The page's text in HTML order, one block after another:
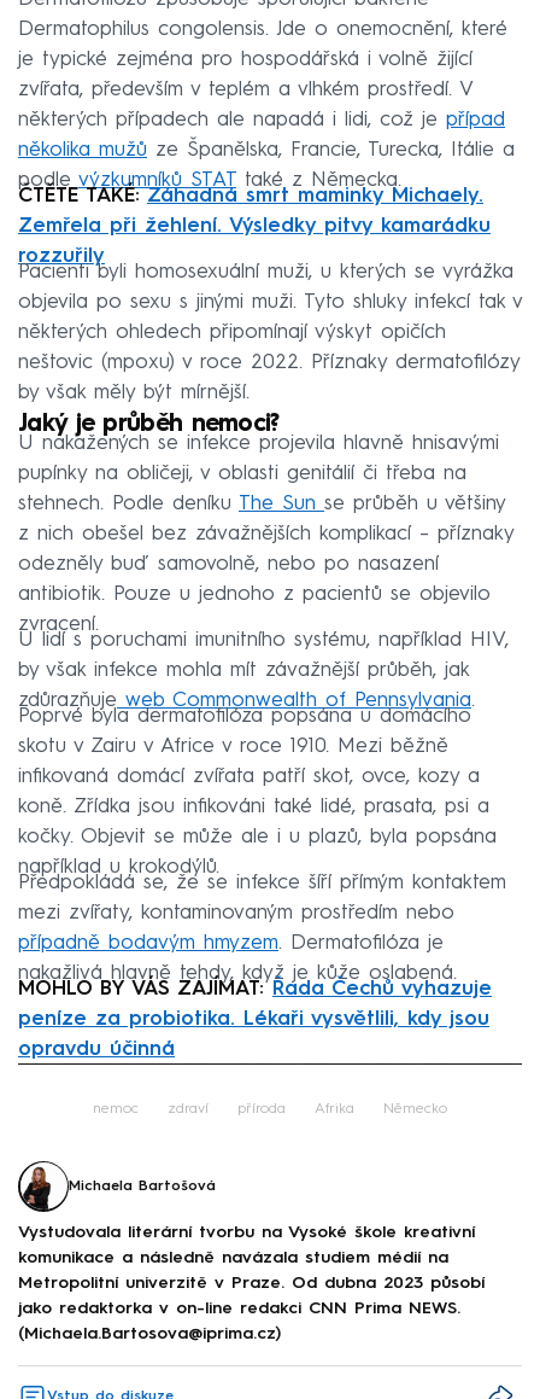
Dermatophilus congolensis. Jde o onemocnění, které
je typické zejména pro hospodářská i volně žijící
zvířata, především v teplém a vlhkém prostředí. V
některých případech ale napadá i lidi, což je případ
několika mužů ze Španělska, Francie, Turecka, Itálie a
podle výzkumníků STAT také z Německa.
ČTĚTE TAKÉ: Záhadná smrt maminky Michaely.
Zemřela při žehlení. Výsledky pitvy kamarádku
rozzuřily
Pacienti byli homosexuální muži, u kterých se vyrážka
objevila po sexu s jinými muži. Tyto shluky infekcí tak v
některých ohledech připomínají výskyt opičích
neštovic (mpoxu) v roce 2022. Příznaky dermatofilózy
by však měly být mírnější.
Jaký je průběh nemoci?
U nakažených se infekce projevila hlavně hnisavými
pupínky na obličeji, v oblasti genitálií či třeba na
stehnech. Podle deníku The Sun se průběh u většiny
z nich obešel bez závažnějších komplikací – příznaky
odezněly buď samovolně, nebo po nasazení
antibiotik. Pouze u jednoho z pacientů se objevilo
zvracení.
U lidí s poruchami imunitního systému, například HIV,
by však infekce mohla mít závažnější průběh, jak
zdůrazňuje web Commonwealth of Pennsylvania.
Poprvé byla dermatofilóza popsána u domácího
skotu v Zairu v Africe v roce 1910. Mezi běžně
infikovaná domácí zvířata patří skot, ovce, kozy a
koně. Zřídka jsou infikováni také lidé, prasata, psi a
kočky. Objevit se může ale i u plazů, byla popsána
například u krokodýlů.
Předpokládá se, že se infekce šíří přímým kontaktem
mezi zvířaty, kontaminovaným prostředím nebo
případně bodavým hmyzem. Dermatofilóza je
nakažlivá hlavně tehdy, když je kůže oslabená.
MOHLO BY VÁS ZAJÍMAT: Řada Čechů vyhazuje
peníze za probiotika. Lékaři vysvětlili, kdy jsou
opravdu účinná
nemoc zdraví příroda Afrika Německo
Michaela Bartošová
Vystudovala literární tvorbu na Vysoké škole kreativní
komunikace a následně navázala studiem médií na
Metropolitní univerzitě v Praze. Od dubna 2023 působí
jako redaktorka v on-line redakci CNN Prima NEWS.
(Michaela.Bartosova@iprima.cz)